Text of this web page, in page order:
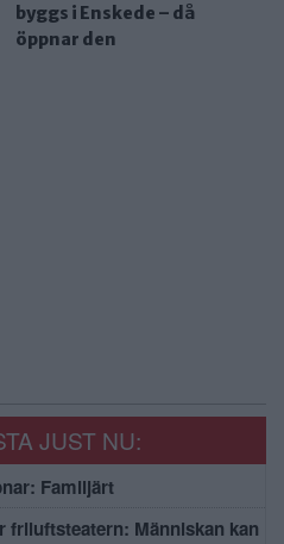
byggs i Enskede – då
öppnar den
JUST NU:
Familjärt
friluftsteatern: Människan kan